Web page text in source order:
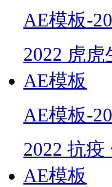
AE模板-
2022 虎虎
AE模板
AE模板-
2022 抗疫
AE模板